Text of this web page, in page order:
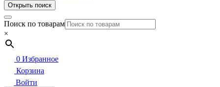
Открыть поиск
Поиск по товарам
×
0 Избранное
Корзина
Войти